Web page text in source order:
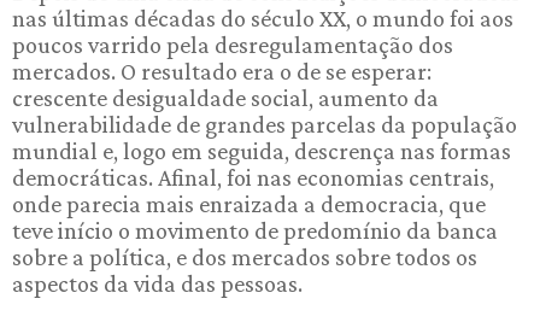
nas últimas décadas do século XX, o mundo foi aos
poucos varrido pela desregulamentação dos
mercados. O resultado era o de se esperar:
crescente desigualdade social, aumento da
vulnerabilidade de grandes parcelas da população
mundial e, logo em seguida, descrença nas formas
democráticas. Afinal, foi nas economias centrais,
onde parecia mais enraizada a democracia, que
teve início o movimento de predomínio da banca
sobre a política, e dos mercados sobre todos os
aspectos da vida das pessoas.